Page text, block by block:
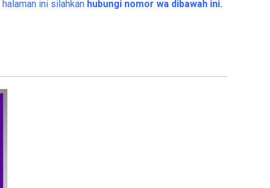
ini silahkan hubungi nomor wa dibawah ini.